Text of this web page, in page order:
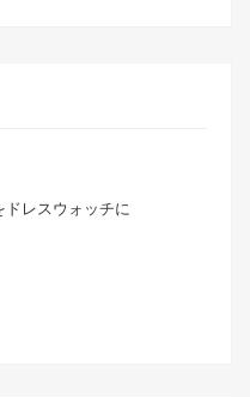
レスウォッチに